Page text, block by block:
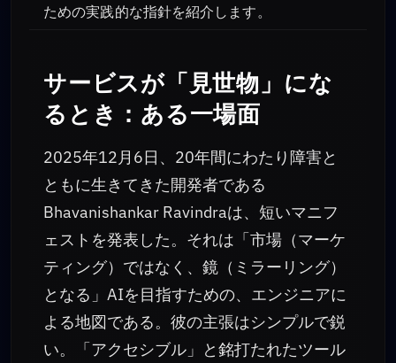
ための実践的な指針を紹介します。
サービスが「見世物」にな
るとき：ある一場面
2025年12月6日、20年間にわたり障害と
ともに生きてきた開発者である
Bhavanishankar Ravindraは、短いマニフ
ェストを発表した。それは「市場（マーケ
ティング）ではなく、鏡（ミラーリング）
となる」AIを目指すための、エンジニアに
よる地図である。彼の主張はシンプルで鋭
い。「アクセシブル」と銘打たれたツール